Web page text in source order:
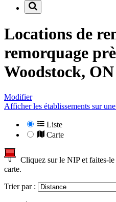
Locations de
remorquage
Woodstock,
Modifier
Afficher les établissements sur
Liste
Carte
Cliquez sur le NIP et faites-
carte.
Trier par :